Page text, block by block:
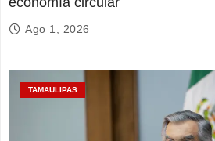
Ago 1, 2026
TAMAULIPAS